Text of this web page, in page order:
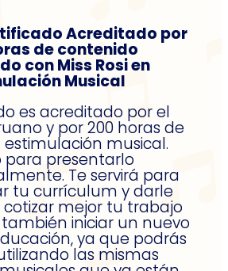
Acreditado por
de contenido
con Miss Rosi en
Musical
es acreditado por el
y por 200 horas de
musical.
para presentarlo
Te servirá para
tu currículum y darle
cotizar mejor tu trabajo
iniciar un nuevo
ya que podrás
las mismas